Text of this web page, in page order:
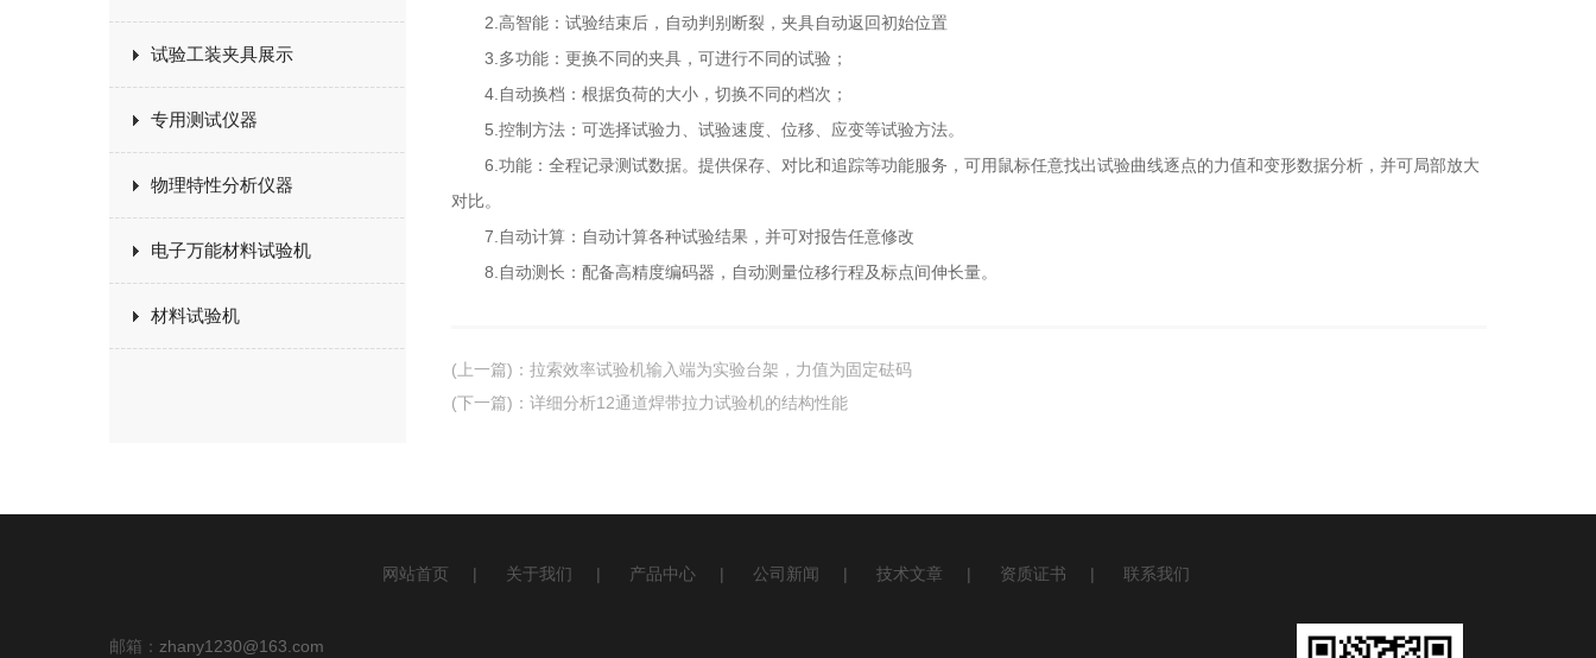
试验工装夹具展示
专用测试仪器
物理特性分析仪器
电子万能材料试验机
材料试验机
2.高智能：试验结束后，自动判别断裂，夹具自动返回初始位置
3.多功能：更换不同的夹具，可进行不同的试验；
4.自动换档：根据负荷的大小，切换不同的档次；
5.控制方法：可选择试验力、试验速度、位移、应变等试验方法。
6.功能：全程记录测试数据。提供保存、对比和追踪等功能服务，可用鼠标任意找出试验曲线逐点的力值和变形数据分析，并可局部放大
对比。
7.自动计算：自动计算各种试验结果，并可对报告任意修改
8.自动测长：配备高精度编码器，自动测量位移行程及标点间伸长量。
(上一篇) ： 拉索效率试验机输入端为实验台架，力值为固定砝码
(下一篇) ： 详细分析12通道焊带拉力试验机的结构性能
网站首页 | 关于我们 | 产品中心 | 公司新闻 | 技术文章 | 资质证书 | 联系我们
邮箱： zhany1230@163.com